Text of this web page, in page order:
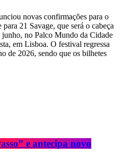
novas confirmações para o
21 Savage, que será o cabeça
no Palco Mundo da Cidade
em Lisboa. O festival regressa
de 2026, sendo que os bilhetes
e antecipa novo